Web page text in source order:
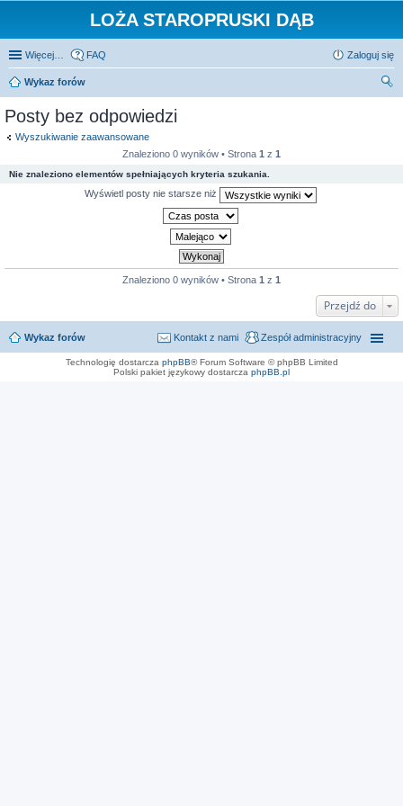
LOŻA STAROPRUSKI DĄB
Więcej… FAQ Zaloguj się
Wykaz forów
Posty bez odpowiedzi
Wyszukiwanie zaawansowane
Znaleziono 0 wyników • Strona 1 z 1
Nie znaleziono elementów spełniających kryteria szukania.
Wyświetl posty nie starsze niż
Znaleziono 0 wyników • Strona 1 z 1
Przejdź do
Wykaz forów Zespół administracyjny
Kontakt z nami
Technologię dostarcza phpBB® Forum Software © phpBB Limited
Polski pakiet językowy dostarcza phpBB.pl